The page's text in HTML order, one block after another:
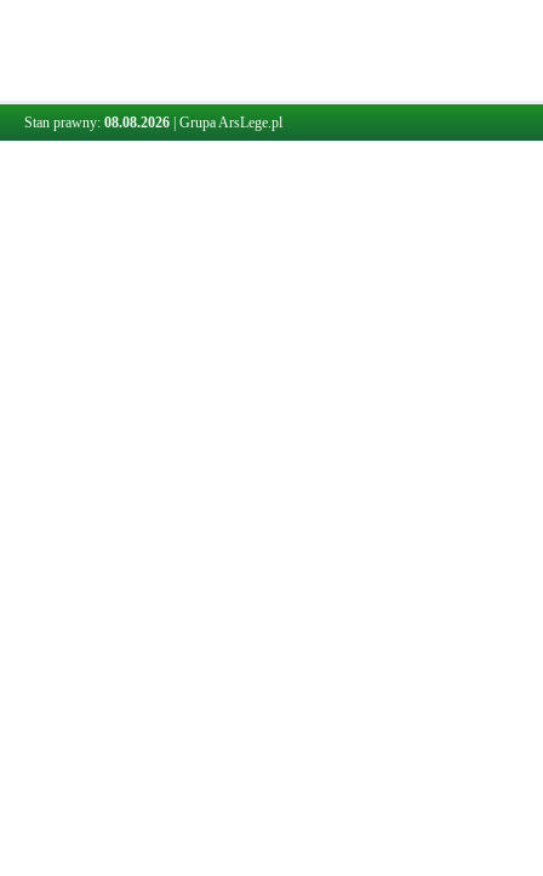
Stan prawny: 08.08.2026 Grupa ArsLege.pl